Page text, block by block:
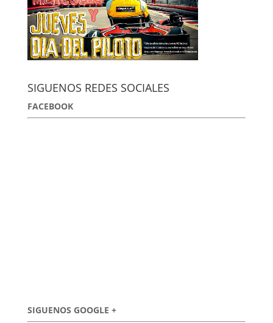
SIGUENOS REDES SOCIALES
FACEBOOK
SIGUENOS GOOGLE +